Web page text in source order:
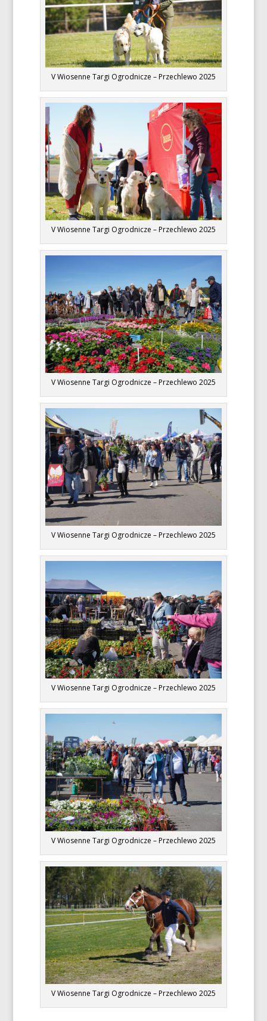
V Wiosenne Targi Ogrodnicze – Przechlewo 2025
V Wiosenne Targi Ogrodnicze – Przechlewo 2025
V Wiosenne Targi Ogrodnicze – Przechlewo 2025
V Wiosenne Targi Ogrodnicze – Przechlewo 2025
V Wiosenne Targi Ogrodnicze – Przechlewo 2025
V Wiosenne Targi Ogrodnicze – Przechlewo 2025
V Wiosenne Targi Ogrodnicze – Przechlewo 2025